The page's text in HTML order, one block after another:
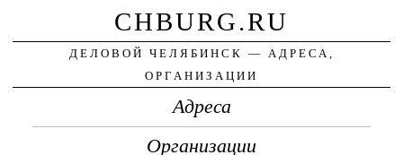
CHBURG.RU
ДЕЛОВОЙ ЧЕЛЯБИНСК — АДРЕСА,
ОРГАНИЗАЦИИ
Адреса
Организации